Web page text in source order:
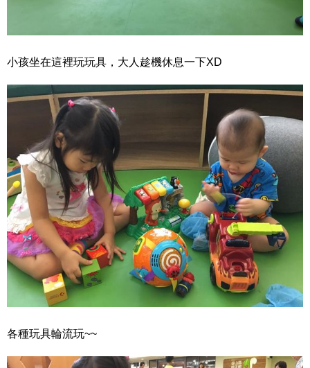
小孩坐在這裡玩玩具，大人趁機休息一下XD
各種玩具輪流玩~~